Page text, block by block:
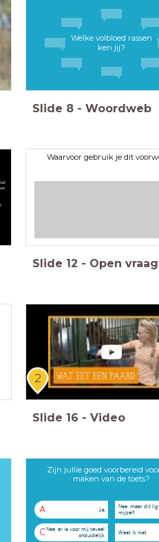
Welke volbloed rassen
ken jij?
Slide 8 - Woordweb
Waarvoor gebruik je dit
Slide 12 - Open vraag
2
Slide 16 - Video
Zijn jullie goed voorbereid
maken van de toets?
A Ja
Nee, maar dit
mijzelf
CNee, er is voor mij teveel
onduidelijk
Weet ik niet